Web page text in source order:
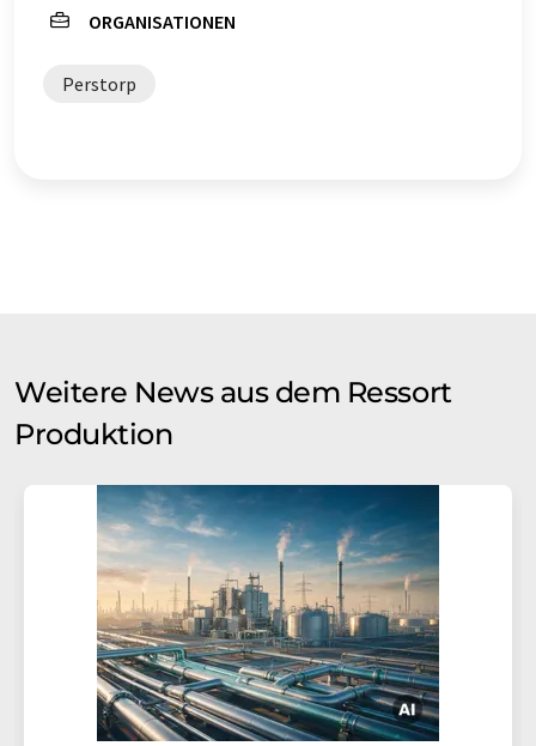
ORGANISATIONEN
Perstorp
Weitere News aus dem Ressort
Produktion